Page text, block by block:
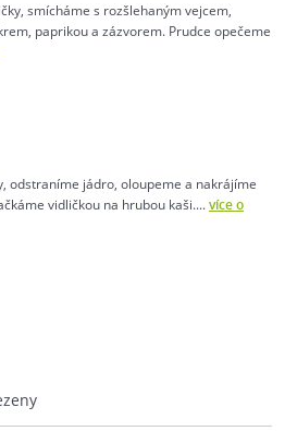
smícháme s rozšlehaným vejcem,
paprikou a zázvorem. Prudce opečeme
odstraníme jádro, oloupeme a nakrájíme
vidličkou na hrubou kaši....více o